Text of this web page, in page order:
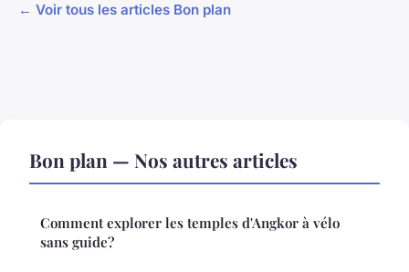
← Voir tous les articles Bon plan
Bon plan — Nos autres articles
Comment explorer les temples d'Angkor à vélo
sans guide?